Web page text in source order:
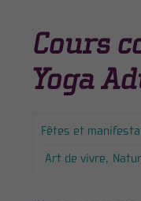
Cours
Yoga
Fêtes et
Art de vivre